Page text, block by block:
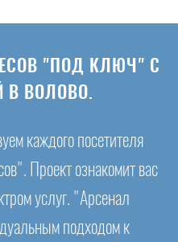
"ПОД КЛЮЧ" С
В ВОЛОВО.
каждого посетителя
Проект ознакомит вас
услуг. "Арсенал
подходом к